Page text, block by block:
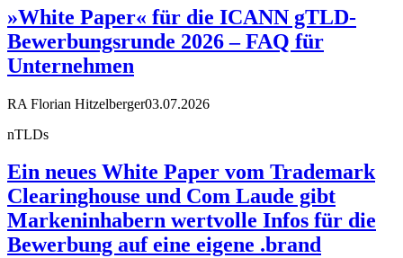
»White Paper« für die ICANN gTLD-
Bewerbungsrunde 2026 – FAQ für
Unternehmen
RA Florian Hitzelberger03.07.2026
nTLDs
Ein neues White Paper vom Trademark
Clearinghouse und Com Laude gibt
Markeninhabern wertvolle Infos für die
Bewerbung auf eine eigene .brand